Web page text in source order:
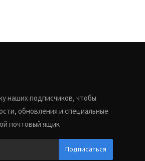
наших подписчиков, чтобы
обновления и специальные
почтовый ящик
Подписаться